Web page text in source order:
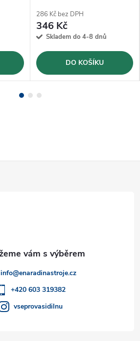
286 Kč bez DPH
346 Kč
Skladem do 4-8 dnů
DO KOŠÍKU
info@enaradinastroje.cz
+420 603 319382
vseprovasidilnu